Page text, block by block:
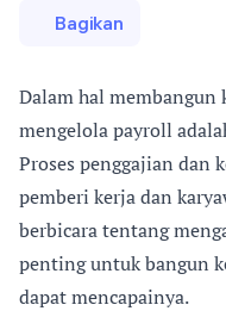
Bagikan
Dalam hal membangun
mengelola payroll
Proses penggajian dan
pemberi kerja dan
berbicara tentang
penting untuk bangun
dapat mencapainya.